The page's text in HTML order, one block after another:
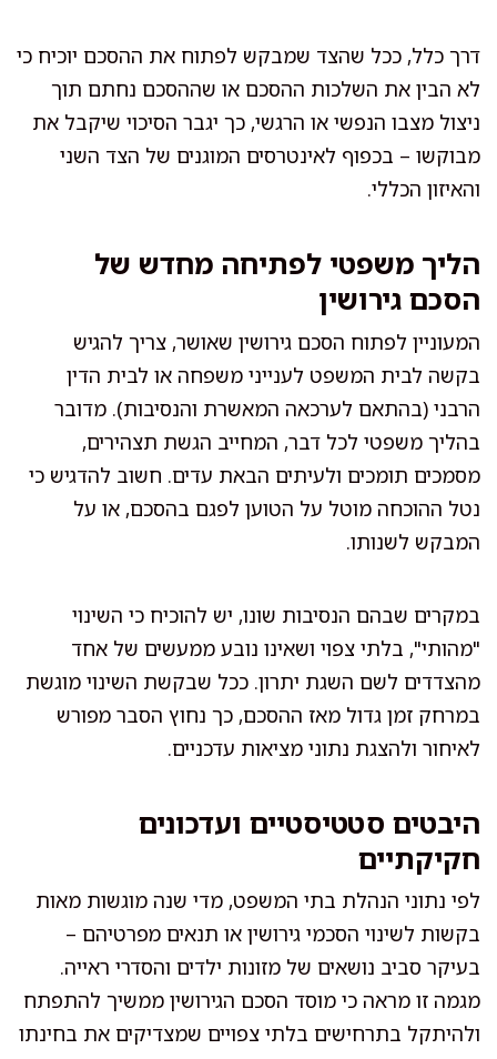
דרך כלל, ככל שהצד שמבקש לפתוח את ההסכם יוכיח כי
לא הבין את השלכות ההסכם או שההסכם נחתם תוך
ניצול מצבו הנפשי או הרגשי, כך יגבר הסיכוי שיקבל את
מבוקשו – בכפוף לאינטרסים המוגנים של הצד השני
והאיזון הכללי.
הליך משפטי לפתיחה מחדש של
הסכם גירושין
המעוניין לפתוח הסכם גירושין שאושר, צריך להגיש
בקשה לבית המשפט לענייני משפחה או לבית הדין
הרבני (בהתאם לערכאה המאשרת והנסיבות). מדובר
בהליך משפטי לכל דבר, המחייב הגשת תצהירים,
מסמכים תומכים ולעיתים הבאת עדים. חשוב להדגיש כי
נטל ההוכחה מוטל על הטוען לפגם בהסכם, או על
המבקש לשנותו.
במקרים שבהם הנסיבות שונו, יש להוכיח כי השינוי
"מהותי", בלתי צפוי ושאינו נובע ממעשים של אחד
מהצדדים לשם השגת יתרון. ככל שבקשת השינוי מוגשת
במרחק זמן גדול מאז ההסכם, כך נחוץ הסבר מפורש
לאיחור ולהצגת נתוני מציאות עדכניים.
היבטים סטטיסטיים ועדכונים
חקיקתיים
לפי נתוני הנהלת בתי המשפט, מדי שנה מוגשות מאות
בקשות לשינוי הסכמי גירושין או תנאים מפרטיהם –
בעיקר סביב נושאים של מזונות ילדים והסדרי ראייה.
מגמה זו מראה כי מוסד הסכם הגירושין ממשיך להתפתח
ולהיתקל בתרחישים בלתי צפויים שמצדיקים את בחינתו